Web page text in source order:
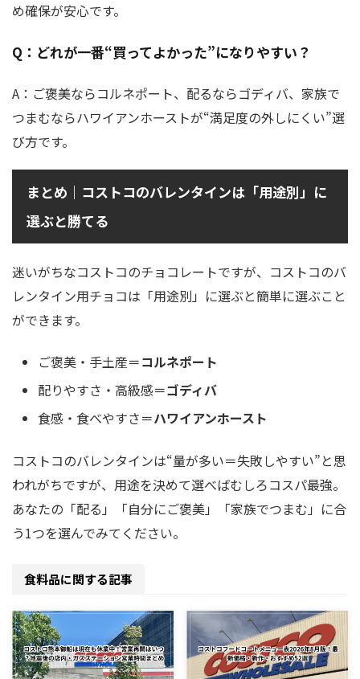
め確保が安心です。
Q：どれが一番“買ってよかった”になりやすい？
A：ご褒美ならコルネポート、配るならゴディバ、家族で
つまむならハワイアンホーストが“満足度の外しにくい”選
び方です。
まとめ｜コストコのバレンタインは「用途別」に
選ぶと勝てる
迷いがちなコストコのチョコレートですが、コストコのバ
レンタイン用チョコは「用途別」に選ぶと簡単に選ぶこと
ができます。
ご褒美・手土産＝コルネポート
配りやすさ・高級感＝ゴディバ
食感・食べやすさ＝ハワイアンホースト
コストコのバレンタインは“量が多い＝失敗しやすい”と思
われがちですが、用途を決めて選べばむしろコスパ最強。
あなたの「配る」「自分にご褒美」「家族でつまむ」に合
う1つを選んでみてください。
食料品に関する記事